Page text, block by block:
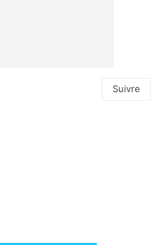
Suivre